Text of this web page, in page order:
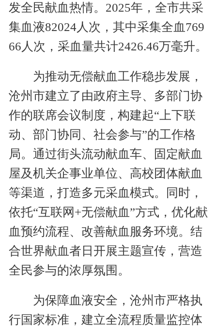
发全民献血热情。2025年，全市共采
集血液82024人次，其中采集全血769
66人次，采血量共计2426.46万毫升。
为推动无偿献血工作稳步发展，
沧州市建立了由政府主导、多部门协
作的联席会议制度，构建起“上下联
动、部门协同、社会参与”的工作格
局。通过街头流动献血车、固定献血
屋及机关企事业单位、高校团体献血
等渠道，打造多元采血模式。同时，
依托“互联网+无偿献血”方式，优化献
血预约流程、改善献血服务环境。结
合世界献血者日开展主题宣传，营造
全民参与的浓厚氛围。
为保障血液安全，沧州市严格执
行国家标准，建立全流程质量监控体